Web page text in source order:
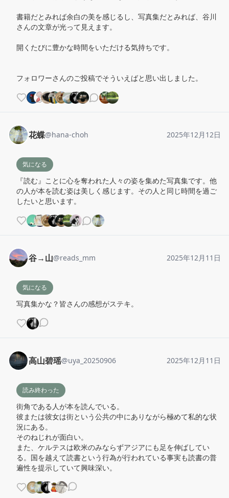
書籍だとみれば余白の美を感じるし、写真集だとみれば、谷川
さんの文章が光って見えます。
開くたびに豊かな時間をいただける気持ちです。
フォロワーさんのご投稿でそういえばと思い出しました。
花蝶@hana-choh 2025年12月12日
気になる
『読む』ことに心を奪われた人々の姿を集めた写真集です。他
の人が本を読む姿は美しく感じます。その人と同じ時間を過ご
したいと思います。
谷→山@reads_mm 2025年12月11日
気になる
写真集かな？皆さんの感想がステキ。
高山碧瑶@uya_20250906 2025年12月11日
読み終わった
街角である人が本を読んでいる。
彼または彼女は街という公共の中にありながら極めて私的な状
況にある。
そのねじれが面白い。
また、ケルテスは欧米のみならずアジアにも足を伸ばしてい
る。国を越えて読書という行為が行われている事実も読書の普
遍性を提示していて興味深い。